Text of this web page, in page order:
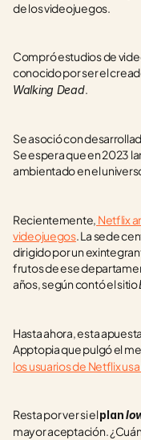
de los videojuegos.
Compró estudios de
conocido por ser el
Walking Dead.
Se asoció con
Se espera que en 2023
ambientado en el
Recientemente, Netflix
videojuegos. La sede
dirigido por un
frutos de ese
años, según contó el sitio
Hasta ahora, esta
Apptopia que pulgó el
los usuarios de Netflix
Resta por ver si el plan
mayor aceptación.